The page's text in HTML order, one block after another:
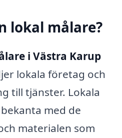
lokal målare?
i Västra Karup
lokala företag och
till tjänster. Lokala
med de
materialen som